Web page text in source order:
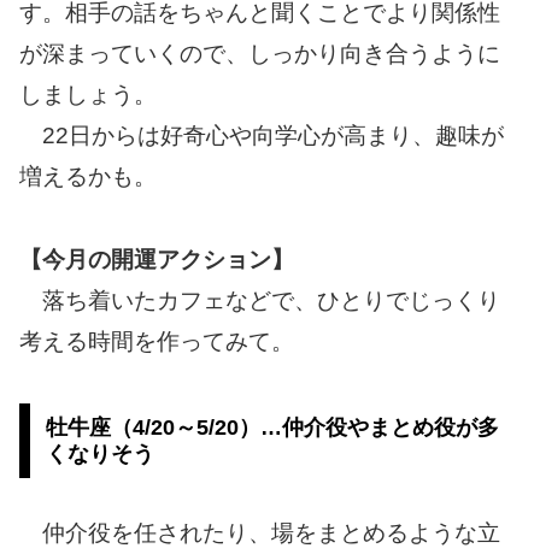
す。相手の話をちゃんと聞くことでより関係性
が深まっていくので、しっかり向き合うように
しましょう。
22日からは好奇心や向学心が高まり、趣味が
増えるかも。
【今月の開運アクション】
落ち着いたカフェなどで、ひとりでじっくり
考える時間を作ってみて。
牡牛座（4/20～5/20）…仲介役やまとめ役が多
くなりそう
仲介役を任されたり、場をまとめるような立